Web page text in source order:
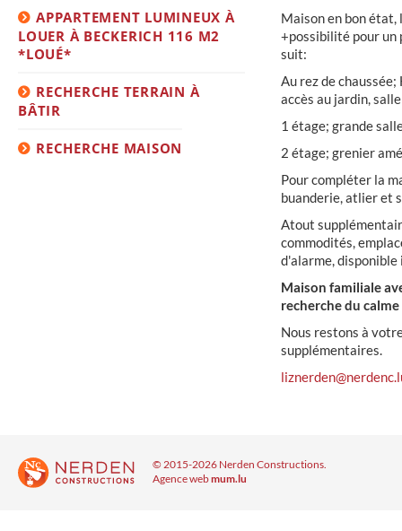
APPARTEMENT LUMINEUX À
LOUER À BECKERICH 116 M2
*LOUÉ*
RECHERCHE TERRAIN À
BÂTIR
RECHERCHE MAISON
Maison en bon
+possibilité pour un
suit:
Au rez de
accès au jardin,
1 étage; grande
2 étage; grenier
Pour compléter la
buanderie, atlier et
Atout
commodités,
d'alarme,
Maison familiale
recherche du
Nous restons à
supplémentaires.
© 2015-2026 Nerden Constructions.
Agence webmum.lu